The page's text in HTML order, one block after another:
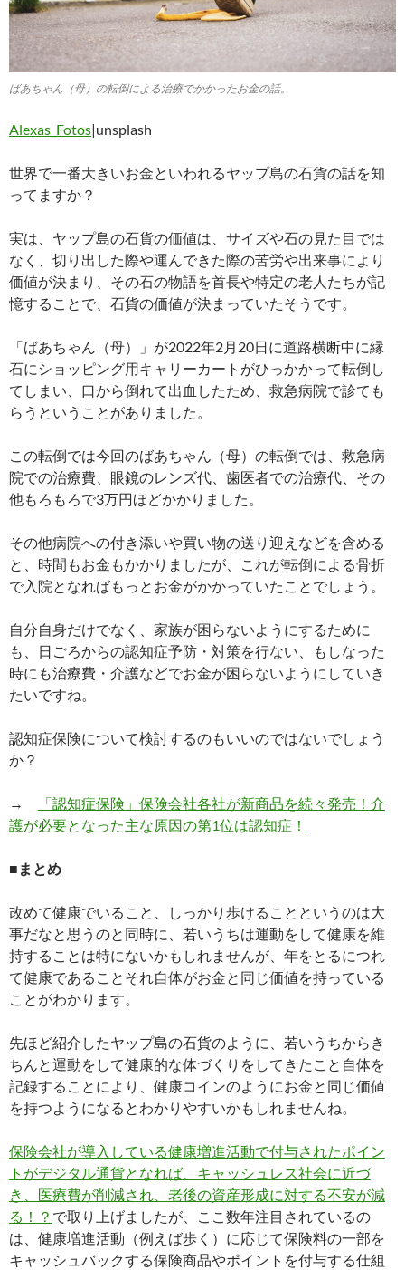
ばあちゃん（母）の転倒による治療でかかったお金の話。
Alexas_Fotos|unsplash
世界で一番大きいお金といわれるヤップ島の石貨の話を知
ってますか？
実は、ヤップ島の石貨の価値は、サイズや石の見た目では
なく、切り出した際や運んできた際の苦労や出来事により
価値が決まり、その石の物語を首長や特定の老人たちが記
憶することで、石貨の価値が決まっていたそうです。
「ばあちゃん（母）」が2022年2月20日に道路横断中に縁
石にショッピング用キャリーカートがひっかかって転倒し
てしまい、口から倒れて出血したため、救急病院で診ても
らうということがありました。
この転倒では今回のばあちゃん（母）の転倒では、救急病
院での治療費、眼鏡のレンズ代、歯医者での治療代、その
他もろもろで3万円ほどかかりました。
その他病院への付き添いや買い物の送り迎えなどを含める
と、時間もお金もかかりましたが、これが転倒による骨折
で入院となればもっとお金がかかっていたことでしょう。
自分自身だけでなく、家族が困らないようにするために
も、日ごろからの認知症予防・対策を行ない、もしなった
時にも治療費・介護などでお金が困らないようにしていき
たいですね。
認知症保険について検討するのもいいのではないでしょう
か？
→
「認知症保険」保険会社各社が新商品を続々発売！介
護が必要となった主な原因の第1位は認知症！
■まとめ
改めて健康でいること、しっかり歩けることというのは大
事だなと思うのと同時に、若いうちは運動をして健康を維
持することは特にないかもしれませんが、年をとるにつれ
て健康であることそれ自体がお金と同じ価値を持っている
ことがわかります。
先ほど紹介したヤップ島の石貨のように、若いうちからき
ちんと運動をして健康的な体づくりをしてきたこと自体を
記録することにより、健康コインのようにお金と同じ価値
を持つようになるとわかりやすいかもしれませんね。
保険会社が導入している健康増進活動で付与されたポイン
トがデジタル通貨となれば、キャッシュレス社会に近づ
き、医療費が削減され、老後の資産形成に対する不安が減
る！？ で取り上げましたが、ここ数年注目されているの
は、健康増進活動（例えば歩く）に応じて保険料の一部を
キャッシュバックする保険商品やポイントを付与する仕組